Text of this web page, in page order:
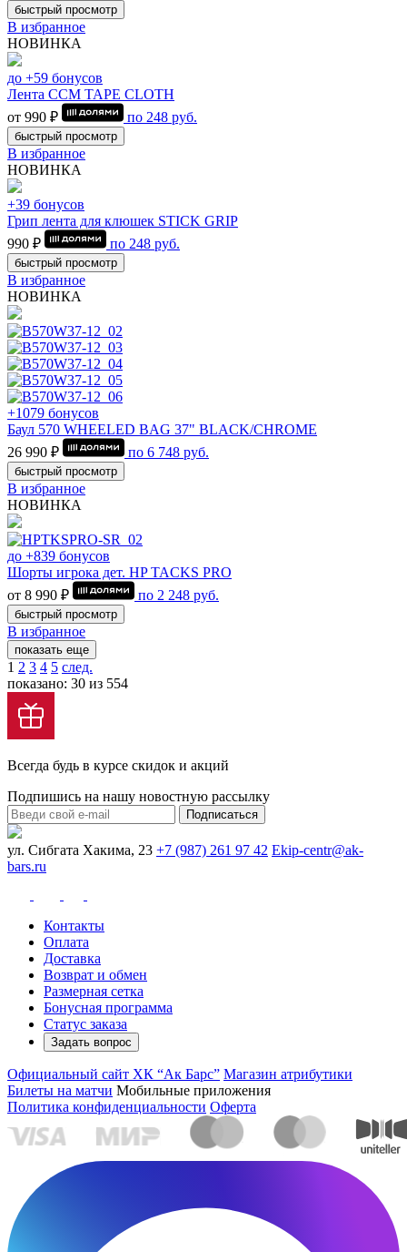
быстрый просмотр
В избранное
НОВИНКА
до +59 бонусов
Лента CCM TAPE CLOTH
от 990 ₽
по 248 руб.
быстрый просмотр
В избранное
НОВИНКА
+39 бонусов
Грип лента для клюшек STICK GRIP
990 ₽
по 248 руб.
быстрый просмотр
В избранное
НОВИНКА
+1079 бонусов
Баул 570 WHEELED BAG 37" BLACK/CHROME
26 990 ₽
по 6 748 руб.
быстрый просмотр
В избранное
НОВИНКА
до +839 бонусов
Шорты игрока дет. HP TACKS PRO
от 8 990 ₽
по 2 248 руб.
быстрый просмотр
В избранное
показать еще
1 2 3 4 5 след.
показано: 30 из 554
Всегда будь в курсе скидок и акций
Подпишись на нашу новостную рассылку
Подписаться
ул. Сибгата Хакима, 23 +7 (987) 261 97 42 Ekip-centr@ak-
bars.ru
Контакты
Оплата
Доставка
Возврат и обмен
Размерная сетка
Бонусная программа
Статус заказа
Задать вопрос
Официальный сайт ХК “Ак Барс” Магазин атрибутики
Билеты на матчи Мобильные приложения
Политика конфиденциальности Оферта